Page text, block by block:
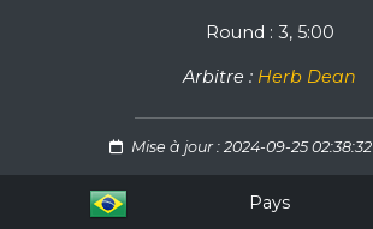
Round : 3, 5:00
Arbitre : Herb Dean
Mise à jour : 2024-09-25 02:38:32
Pays